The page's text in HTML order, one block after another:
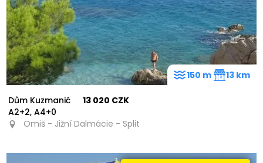
Dům Kuzmanić
A2+2, A4+0
13 020 CZK
Omiš - Jižní Dalmácie - Split
150 m 13 km